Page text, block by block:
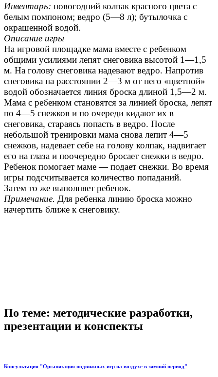
Инвентарь: новогодний колпак красного цвета с
белым помпоном; ведро (5—8 л); бутылочка с
окрашенной водой.
Описание игры
На игровой площадке мама вместе с ребенком
общими усилиями лепят снеговика высотой 1—1,5
м. На голову снеговика надевают ведро. Напротив
снеговика на расстоянии 2—3 м от него «цветной»
водой обозначается линия броска длиной 1,5—2 м.
Мама с ребенком становятся за линией броска, лепят
по 4—5 снежков и по очереди кидают их в
снеговика, стараясь попасть в ведро. После
небольшой тренировки мама снова лепит 4—5
снежков, надевает себе на голову колпак, надвигает
его на глаза и поочередно бросает снежки в ведро.
Ребенок помогает маме — подает снежки. Во время
игры подсчитывается количество попаданий.
Затем то же выполняет ребенок.
Примечание. Для ребенка линию броска можно
начертить ближе к снеговику.
По теме: методические разработки,
презентации и конспекты
Консультация "Организация подвижных игр на воздухе в зимний период"